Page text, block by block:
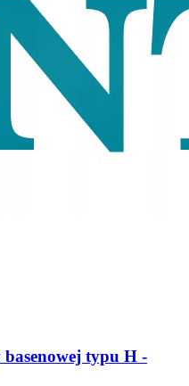
typu H -